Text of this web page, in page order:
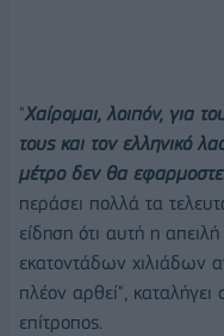
"Χαίρομαι, λοιπόν, για
τους και τον ελληνικό
μέτρο δεν θα
περάσει πολλά τα
είδηση ότι αυτή η
εκατοντάδων χιλιάδων
πλέον αρθεί",
επίτροπος.